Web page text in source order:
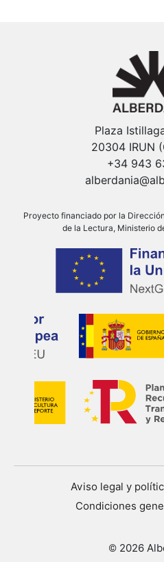
Plaza
20304 IRUN
+34 943
Proyecto financiado por la
de la Lectura, Ministerio
© 2026
Aviso legal y
Condiciones